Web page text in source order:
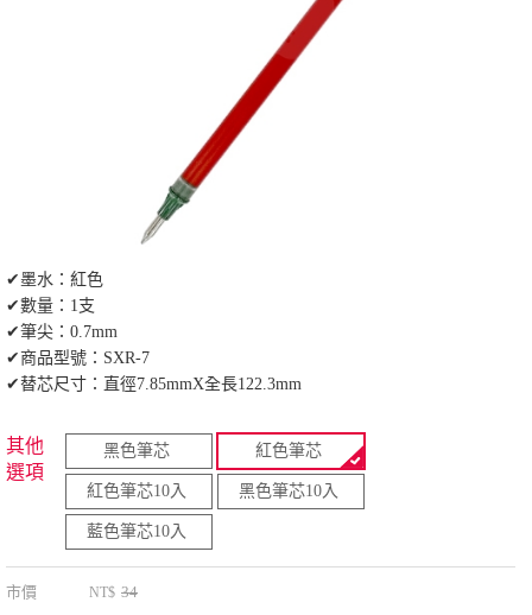
✔墨水：紅色
✔數量：1支
✔筆尖：0.7mm
✔商品型號：SXR-7
✔替芯尺寸：直徑7.85mmX全長122.3mm
其他
選項
黑色筆芯 紅色筆芯
紅色筆芯10入 黑色筆芯10入
藍色筆芯10入
市價 NT$ 34